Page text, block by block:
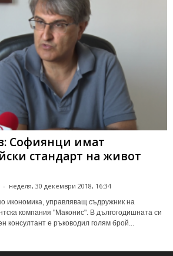
Софиянци имат
стандарт на живот
- неделя, 30 декември 2018, 16:34
икономика, управляващ съдружник на
компания "Маконис". В дългогодишната си
консултант е ръководил голям брой...